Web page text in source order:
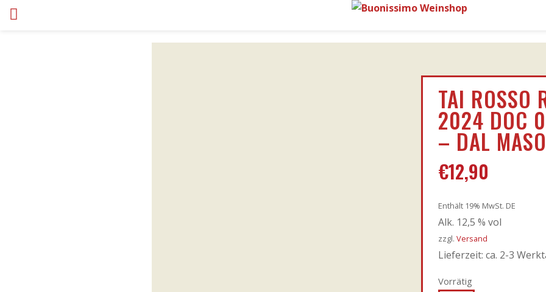
TAI ROSSO
2024 DOC
– DAL MASO
€12,90
Enthält 19% MwSt. DE
Alk. 12,5 % vol
zzgl. Versand
Lieferzeit: ca. 2-3
Vorrätig